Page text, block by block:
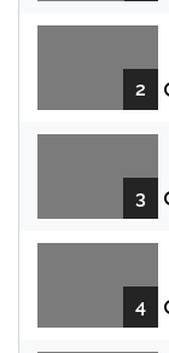
2
3
4